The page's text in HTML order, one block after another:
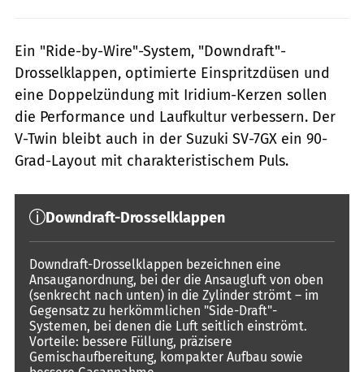
Ein "Ride-by-Wire"-System, "Downdraft"-
Drosselklappen, optimierte Einspritzdüsen und
eine Doppelzündung mit Iridium-Kerzen sollen
die Performance und Laufkultur verbessern. Der
V-Twin bleibt auch in der Suzuki SV-7GX ein 90-
Grad-Layout mit charakteristischem Puls.
Downdraft-Drosselklappen
Downdraft-Drosselklappen bezeichnen eine
Ansauganordnung, bei der die Ansaugluft von oben
(senkrecht nach unten) in die Zylinder strömt – im
Gegensatz zu herkömmlichen "Side-Draft"-
Systemen, bei denen die Luft seitlich einströmt.
Vorteile: bessere Füllung, präzisere
Gemischaufbereitung, kompakter Aufbau sowie